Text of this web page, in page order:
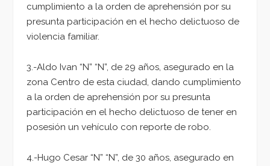
cumplimiento a la orden de aprehensión por su
presunta participación en el hecho delictuoso de
violencia familiar.
3.-Aldo Ivan “N” “N”, de 29 años, asegurado en la
zona Centro de esta ciudad, dando cumplimiento
a la orden de aprehensión por su presunta
participación en el hecho delictuoso de tener en
posesión un vehículo con reporte de robo.
4.-Hugo Cesar “N” “N”, de 30 años, asegurado en